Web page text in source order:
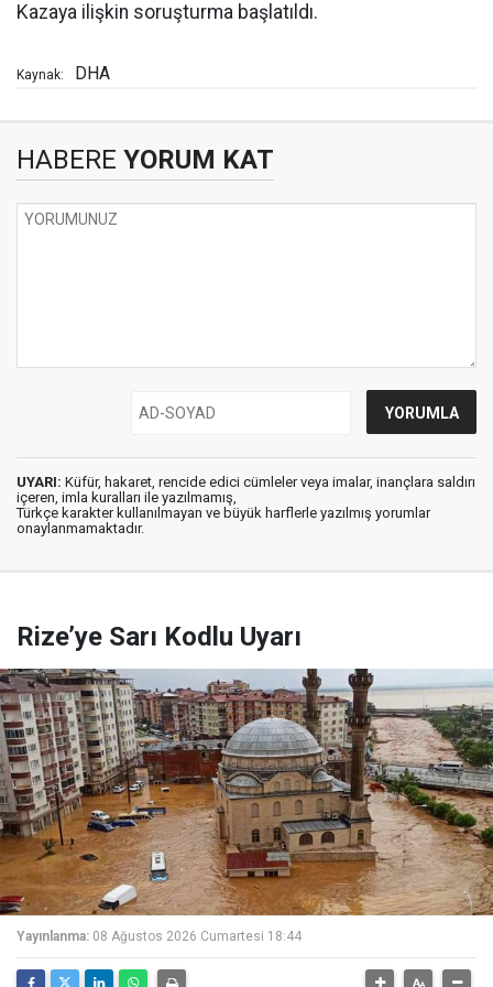
Kazaya ilişkin soruşturma başlatıldı.
Kaynak: DHA
HABERE YORUM KAT
UYARI: Küfür, hakaret, rencide edici cümleler veya imalar, inançlara saldırı
içeren, imla kuralları ile yazılmamış,
Türkçe karakter kullanılmayan ve büyük harflerle yazılmış yorumlar
onaylanmamaktadır.
Rize’ye Sarı Kodlu Uyarı
Yayınlanma: 08 Ağustos 2026 Cumartesi 18:44